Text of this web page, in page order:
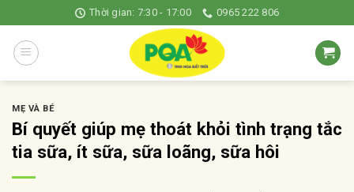
to
content
Thời gian: 7:30 - 17:00 0965 222 806
MẸ VÀ BÉ
Bí quyết giúp mẹ thoát khỏi tình trạng tắc
tia sữa, ít sữa, sữa loãng, sữa hôi